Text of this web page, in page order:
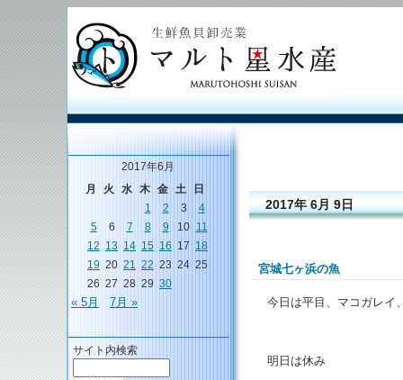
2017年 6月 9日
宮城七ヶ浜の魚
今日は平目、マコガレイ
明日は休み
2017年6月
月
火 水 木 金 土
日
1
2 3
4
5
6 7 8 9 10 11
12 13 14 15 16 17 18
19 20 21 22 23 24 25
26 27 28 29 30
« 5月 7月 »
サイト内検索